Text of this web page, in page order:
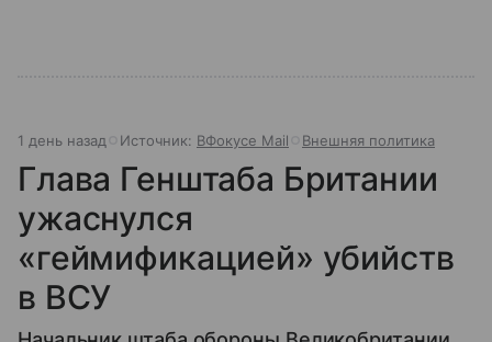
1 день назад Источник: ВФокусе Mail Внешняя политика
Глава Генштаба Британии
ужаснулся
«геймификацией» убийств
в ВСУ